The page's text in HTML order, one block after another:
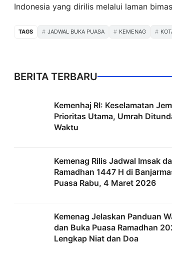
Indonesia yang dirilis melalui laman
TAGS JADWAL BUKA PUASA KEMENAG
BERITA TERBARU
Kemenhaj RI: Keselamatan
Prioritas Utama, Umrah
Waktu
Kemenag Rilis Jadwal Imsak
Ramadhan 1447 H di
Puasa Rabu, 4 Maret 2026
Kemenag Jelaskan Panduan
dan Buka Puasa Ramadhan
Lengkap Niat dan Doa